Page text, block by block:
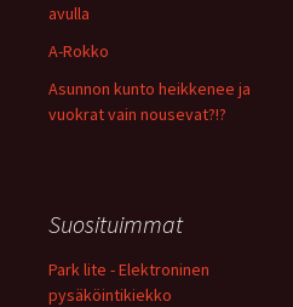
avulla
A-Rokko
Asunnon kunto heikkenee ja
vuokrat vain nousevat?!?
Suosituimmat
Park lite - Elektroninen
pysäköintikiekko